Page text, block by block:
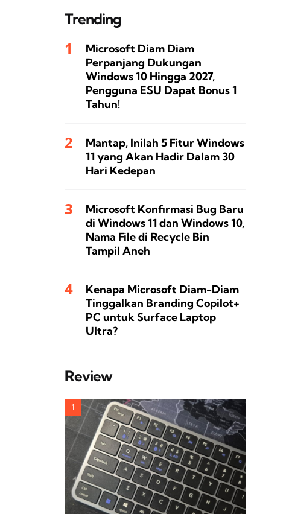
Trending
Microsoft Diam Diam
Perpanjang Dukungan
Windows 10 Hingga 2027,
Pengguna ESU Dapat Bonus 1
Tahun!
Mantap, Inilah 5 Fitur Windows
11 yang Akan Hadir Dalam 30
Hari Kedepan
Microsoft Konfirmasi Bug Baru
di Windows 11 dan Windows 10,
Nama File di Recycle Bin
Tampil Aneh
Kenapa Microsoft Diam-Diam
Tinggalkan Branding Copilot+
PC untuk Surface Laptop
Ultra?
Review